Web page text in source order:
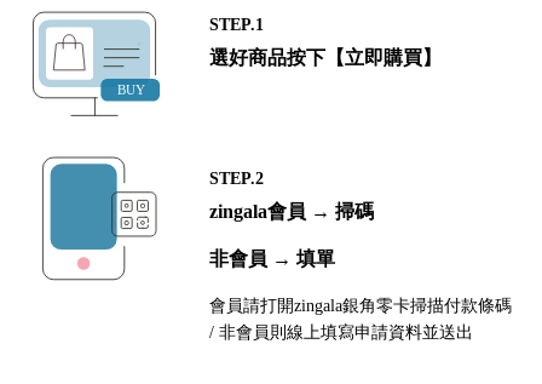
STEP.1
選好商品按下【立即購買】
STEP.2
zingala會員 → 掃碼
非會員 → 填單
會員請打開zingala銀角零卡掃描付款條碼
/ 非會員則線上填寫申請資料並送出